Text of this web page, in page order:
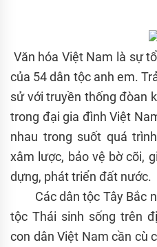
Văn hóa Việt Nam là sự
của 54 dân tộc anh em.
sử với truyền thống đòan
trong đại gia đình Việt
nhau trong suốt quá
xâm lược, bảo vệ bờ cõi,
dựng, phát triển đất nước.
Các dân tộc Tây Bắc
tộc Thái sinh sống trên
con dân Việt Nam cần cù